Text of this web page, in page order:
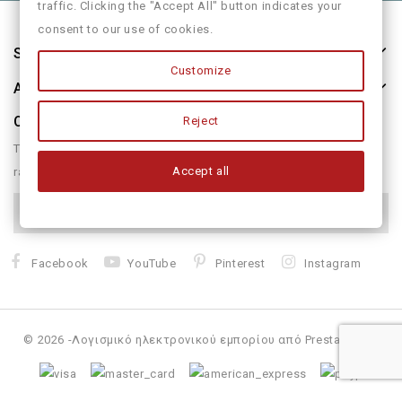
Store Information
About Us
Our Newsletter
There are many variations of passages of form humour or
randomised
Facebook YouTube Pinterest Instagram
© 2026 -Λογισμικό ηλεκτρονικού εμπορίου από PrestaShop™
traffic. Clicking the "Accept All" button indicates your
consent to our use of cookies.
Customize
Reject
Accept all